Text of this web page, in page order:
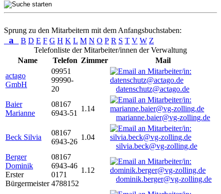
Sprung zu den Mitarbeitern mit dem Anfangsbuchstaben:
a B D E F G H K L M N O P R S T V W Z
Telefonliste der Mitarbeiter/innen der Verwaltung
Name
Telefon Zimmer
Mail
actago
GmbH
09951
99990-
20
datenschutz@actago.de
Baier
Marianne
08167
6943-51
1.14
marianne.baier@vg-zolling.de
Beck Silvia
08167
6943-26
1.04
silvia.beck@vg-zolling.de
Berger
Dominik
Erster
Bürgermeister
08167
6943-46
0171
4788152
1.12
dominik.berger@vg-zolling.de